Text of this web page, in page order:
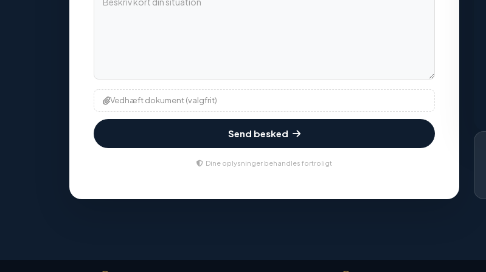
Vedhæft dokument (valgfrit)
Send besked
Dine oplysninger behandles fortroligt